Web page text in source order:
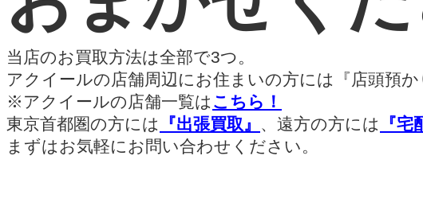
当店のお買取方法は全部で3つ。
アクイールの店舗周辺にお住まいの方には『店頭預か
※アクイールの店舗一覧は こちら！
東京首都圏の方には
『出張買取』 、遠方の方には 『宅
まずはお気軽にお問い合わせください。